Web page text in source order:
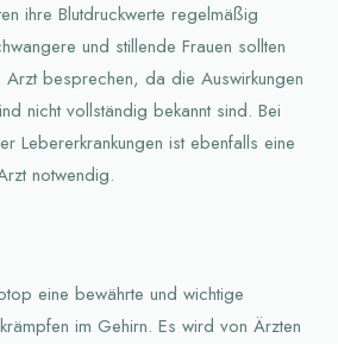
ihre Blutdruckwerte regelmäßig
und stillende Frauen sollten
Arzt besprechen, da die Auswirkungen
nicht vollständig bekannt sind. Bei
Lebererkrankungen ist ebenfalls eine
notwendig.
eine bewährte und wichtige
im Gehirn. Es wird von Ärzten